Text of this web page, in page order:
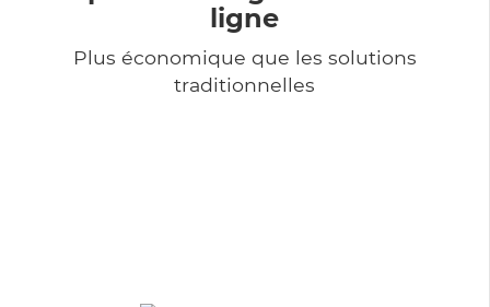
ligne
Plus économique que les solutions
traditionnelles